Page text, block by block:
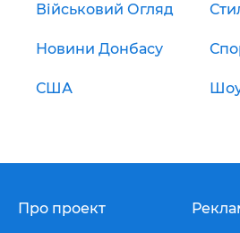
Військовий Огляд
Новини Донбасу
США
Про проект